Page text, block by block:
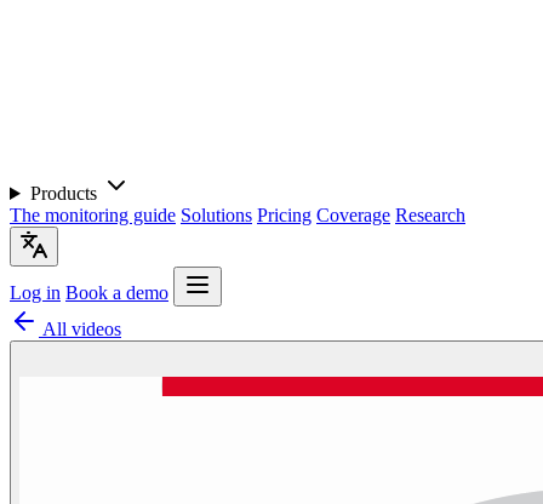
Products
The monitoring guide Solutions Pricing Coverage Research
Log in Book a demo
All videos